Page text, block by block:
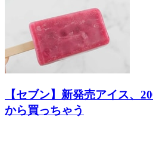
【セブン】新発売アイス、
から買っちゃう